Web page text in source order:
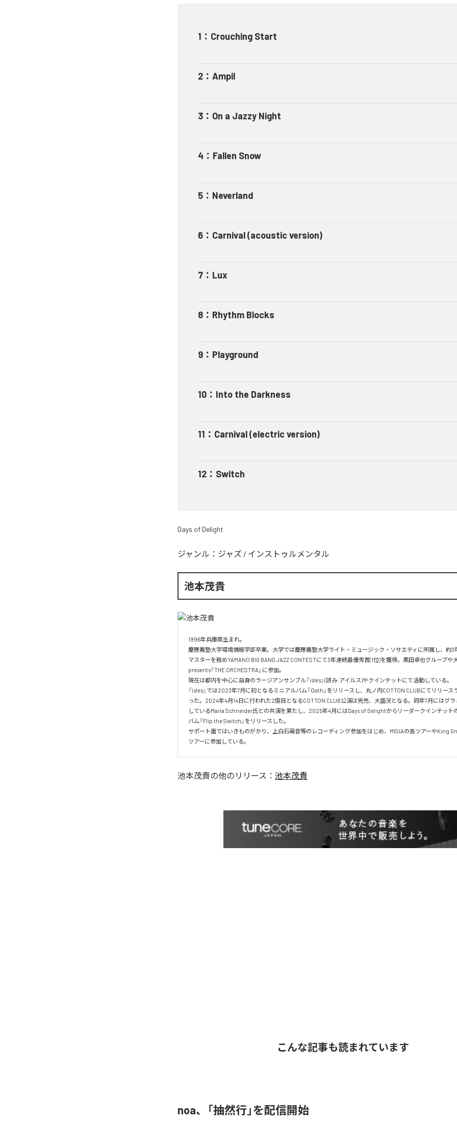
1 ： Crouching Start
2 ： Ampil
3 ： On a Jazzy Night
4 ： Fallen Snow
5 ： Neverland
6 ： Carnival (acoustic version)
7 ： Lux
8 ： Rhythm Blocks
9 ： Playground
10 ： Into the Darkness
11 ： Carnival (electric version)
12 ： Switch
Days of Delight
ジャンル： ジャズ / インストゥルメンタル
池本茂貴
1996年兵庫県生まれ。
慶應義塾大学環境情報学部卒業。大学では慶應義塾大学ライト・ミュージック・ソサエティに所属し、約3
マスターを務めYAMANO BIG BAND JAZZ CONTESTにて3年連続最優秀賞(1位)を獲得。黒田卓也グループや
presents『THE ORCHESTRA』に参加。
現在は都内を中心に自身のラージアンサンブル『isles』(読み:アイルス)やクインテットにて活動している。
『isles』では2023年7月に初となるミニアルバム『Oath』をリリースし、丸ノ内COTTON CLUBにてリリース
った。2024年4月14日に行われた2度目となるCOTTON CLUB公演は完売、大盛況となる。同年7月にはグ
しているMaria Schneider氏との共演を果たし、2025年4月にはDays of Delightからリーダークインテット
バム『Flip the Switch』をリリースした。
サポート面ではいきものがかり、上白石萌音等のレコーディング参加をはじめ、MISIAの各ツアーやKing
池本茂貴の他のリリース： 池本茂貴
こんな記事も読まれています
noa、「抽然行」を配信開始